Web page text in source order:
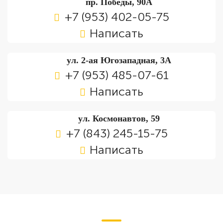
пр. Победы, 90А
+7 (953) 402-05-75
Написать
ул. 2-ая Югозападная, 3А
+7 (953) 485-07-61
Написать
ул. Космонавтов, 59
+7 (843) 245-15-75
Написать